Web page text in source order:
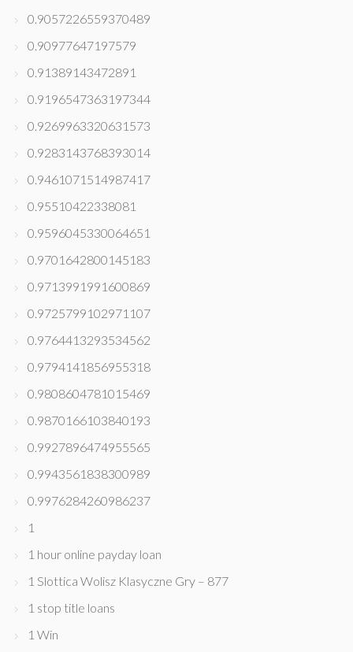
0.9057226559370489
0.90977647197579
0.91389143472891
0.9196547363197344
0.9269963320631573
0.9283143768393014
0.9461071514987417
0.95510422338081
0.9596045330064651
0.9701642800145183
0.9713991991600869
0.9725799102971107
0.9764413293534562
0.9794141856955318
0.9808604781015469
0.9870166103840193
0.9927896474955565
0.9943561838300989
0.9976284260986237
1
1 hour online payday loan
1 Slottica Wolisz Klasyczne Gry – 877
1 stop title loans
1 Win